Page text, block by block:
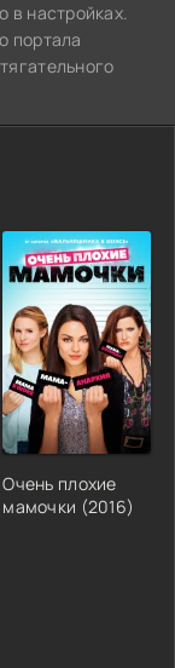
в настройках.
портала
Очень плохие
мамочки (2016)